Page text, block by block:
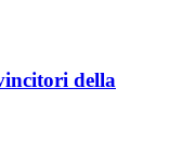
della